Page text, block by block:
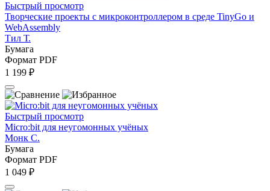
Быстрый просмотр
Творческие проекты с микроконтроллером в среде TinyGo и
WebAssembly
Тил Т.
Бумага
Формат PDF
1 199 ₽
Быстрый просмотр
Micro:bit для неугомонных учёных
Монк С.
Бумага
Формат PDF
1 049 ₽